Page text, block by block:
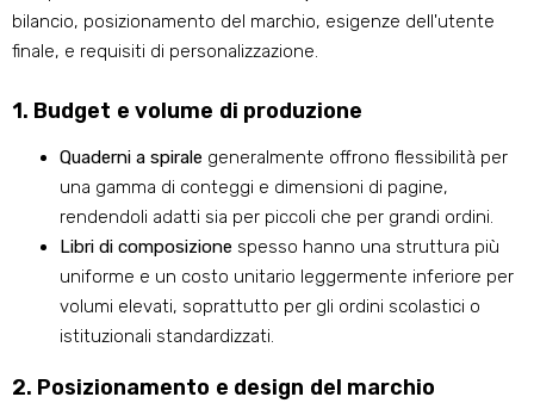
bilancio, posizionamento del marchio, esigenze dell'utente
finale, e requisiti di personalizzazione.
1. Budget e volume di produzione
Quaderni a spirale generalmente offrono flessibilità per
una gamma di conteggi e dimensioni di pagine,
rendendoli adatti sia per piccoli che per grandi ordini.
Libri di composizione spesso hanno una struttura più
uniforme e un costo unitario leggermente inferiore per
volumi elevati, soprattutto per gli ordini scolastici o
istituzionali standardizzati.
2. Posizionamento e design del marchio